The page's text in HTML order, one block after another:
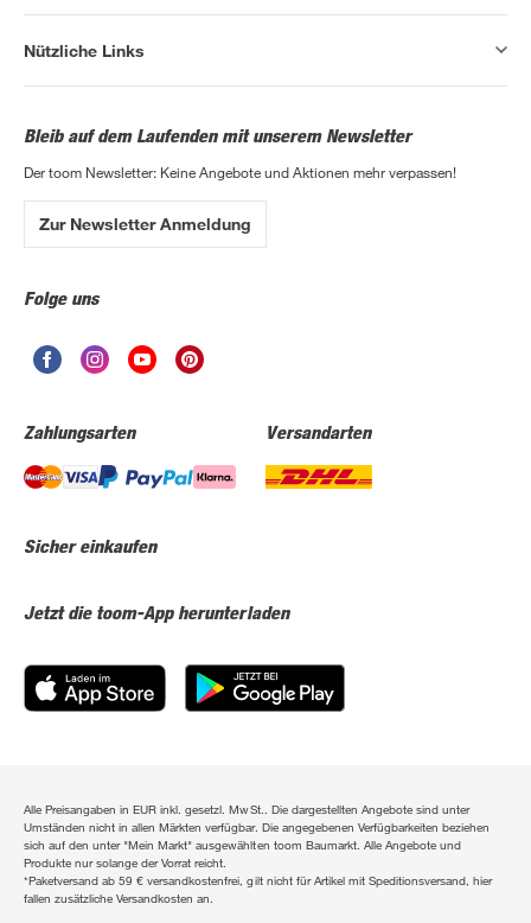
Nützliche Links
Bleib auf dem Laufenden mit unserem Newsletter
Der toom Newsletter: Keine Angebote und Aktionen mehr verpassen!
Zur Newsletter Anmeldung
Folge uns
Zahlungsarten Versandarten
Sicher einkaufen
Jetzt die toom-App herunterladen
Alle Preisangaben in EUR inkl. gesetzl. MwSt.. Die dargestellten Angebote sind unter
Umständen nicht in allen Märkten verfügbar. Die angegebenen Verfügbarkeiten beziehen
sich auf den unter "Mein Markt" ausgewählten toom Baumarkt. Alle Angebote und
Produkte nur solange der Vorrat reicht.
*Paketversand ab 59 € versandkostenfrei, gilt nicht für Artikel mit Speditionsversand, hier
fallen zusätzliche Versandkosten an.